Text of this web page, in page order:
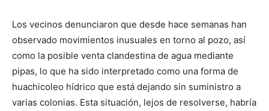
Los vecinos denunciaron que desde hace semanas han
observado movimientos inusuales en torno al pozo, así
como la posible venta clandestina de agua mediante
pipas, lo que ha sido interpretado como una forma de
huachicoleo hídrico que está dejando sin suministro a
varias colonias. Esta situación, lejos de resolverse, habría